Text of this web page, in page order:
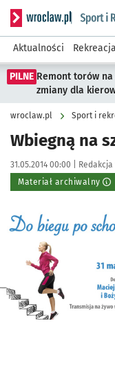
Serwis informacyjny
Aktualności Rekreacja
PILNE Remont torów
zmiany dla
wroclaw.pl Sport i
Wbiegną na
Data publikacji:
31.05.2014 00:00 | Autor:
Materiał archiwalny
Kliknij, aby powiększyć